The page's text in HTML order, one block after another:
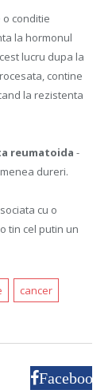
conditie
la hormonul
lucru dupa la
contine
la rezistenta
reumatoida -
dureri.
cu o
tin cel putin un
cancer
Facebook